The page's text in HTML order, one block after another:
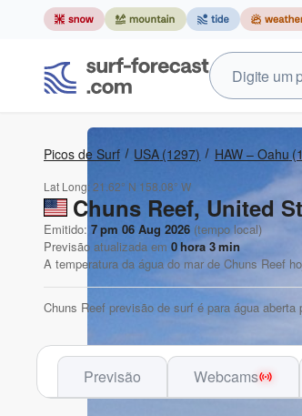
Picos de Surf USA (1297) HAW – Oahu
Lat Long: 21.62° N 158.08° W
Chuns Reef, United
Emitido: 7 pm 06 Aug 2026 (tempo local)
Previsão atualizada em 0 hora 3min
A temperatura da água do mar de Chuns Reef
Chuns Reef previsão de surf é para água
Previsão Webcams